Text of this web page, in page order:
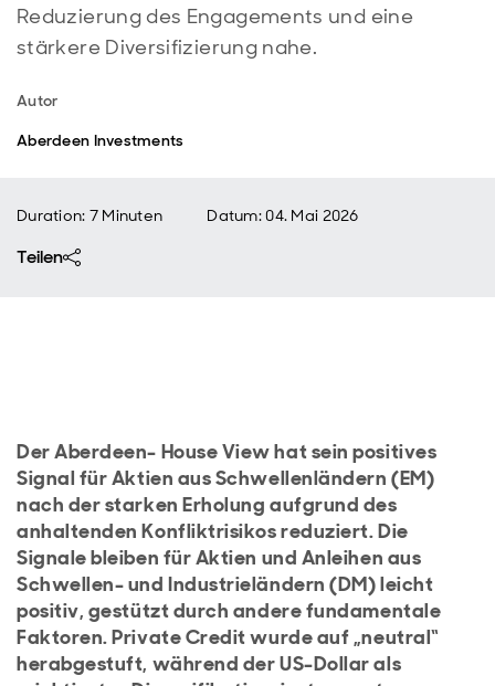
Reduzierung des Engagements und eine
stärkere Diversifizierung nahe.
Autor
Aberdeen Investments
Duration: 7 Minuten Datum:04. Mai 2026
Teilen
Der Aberdeen- House View hat sein positives
Signal für Aktien aus Schwellenländern (EM)
nach der starken Erholung aufgrund des
anhaltenden Konfliktrisikos reduziert. Die
Signale bleiben für Aktien und Anleihen aus
Schwellen- und Industrieländern (DM) leicht
positiv, gestützt durch andere fundamentale
Faktoren. Private Credit wurde auf „neutral“
herabgestuft, während der US-Dollar als